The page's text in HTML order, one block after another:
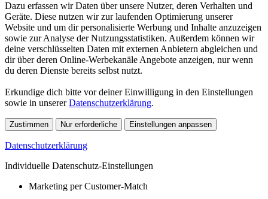
Dazu erfassen wir Daten über unsere Nutzer, deren Verhalten und
Geräte. Diese nutzen wir zur laufenden Optimierung unserer
Website und um dir personalisierte Werbung und Inhalte anzuzeigen
sowie zur Analyse der Nutzungsstatistiken. Außerdem können wir
deine verschlüsselten Daten mit externen Anbietern abgleichen und
dir über deren Online-Werbekanäle Angebote anzeigen, nur wenn
du deren Dienste bereits selbst nutzt.
Erkundige dich bitte vor deiner Einwilligung in den Einstellungen
sowie in unsererDatenschutzerklärung.
Zustimmen Nur erforderliche Einstellungen anpassen
Datenschutzerklärung
Individuelle Datenschutz-Einstellungen
Marketing per Customer-Match